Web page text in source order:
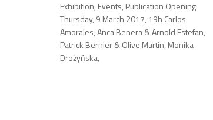
Exhibition, Events, Publication Opening:
Thursday, 9 March 2017, 19h Carlos
Amorales, Anca Benera & Arnold Estefan,
Patrick Bernier & Olive Martin, Monika
Drożyńska,